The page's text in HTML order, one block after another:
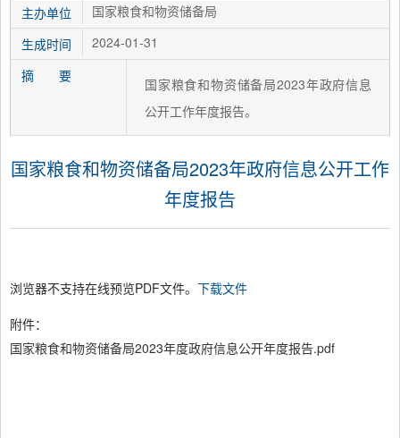
主办单位
国家粮食和物资储备局
生成时间
2024-01-31
摘 要
国家粮食和物资储备局2023年政府信息
公开工作年度报告。
国家粮食和物资储备局2023年政府信息公开工作
年度报告
浏览器不支持在线预览PDF文件。 下载文件
附件：
国家粮食和物资储备局2023年度政府信息公开年度报告.pdf